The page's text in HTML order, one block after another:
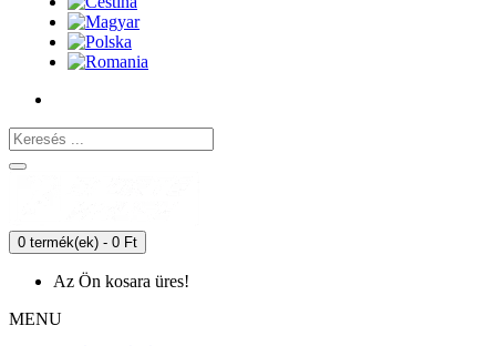
0 termék(ek) - 0 Ft
Az Ön kosara üres!
MENU